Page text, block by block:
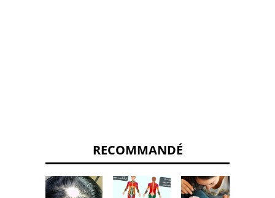
RECOMMANDÉ